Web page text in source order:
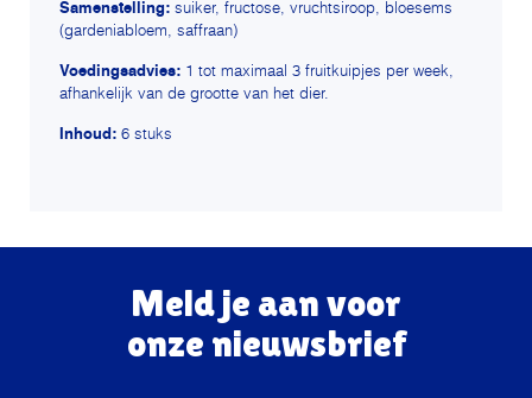
Samenstelling: suiker, fructose, vruchtsiroop, bloesems
(gardeniabloem, saffraan)
Voedingsadvies: 1 tot maximaal 3 fruitkuipjes per week,
afhankelijk van de grootte van het dier.
Inhoud: 6 stuks
Meld je aan voor
onze nieuwsbrief